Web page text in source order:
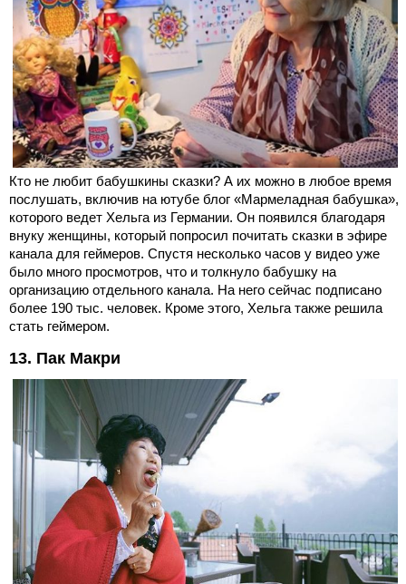
Кто не любит бабушкины сказки? А их можно в любое время
послушать, включив на ютубе блог «Мармеладная бабушка»,
которого ведет Хельга из Германии. Он появился благодаря
внуку женщины, который попросил почитать сказки в эфире
канала для геймеров. Спустя несколько часов у видео уже
было много просмотров, что и толкнуло бабушку на
организацию отдельного канала. На него сейчас подписано
более 190 тыс. человек. Кроме этого, Хельга также решила
стать геймером.
13. Пак Макри